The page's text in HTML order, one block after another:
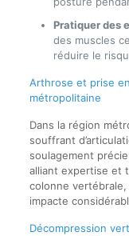
Pratiquer des
des muscles
réduire le
Arthrose et prise
métropolitaine
Dans la région
souffrant
soulagement
alliant expertise et
colonne
impacte
Décompression